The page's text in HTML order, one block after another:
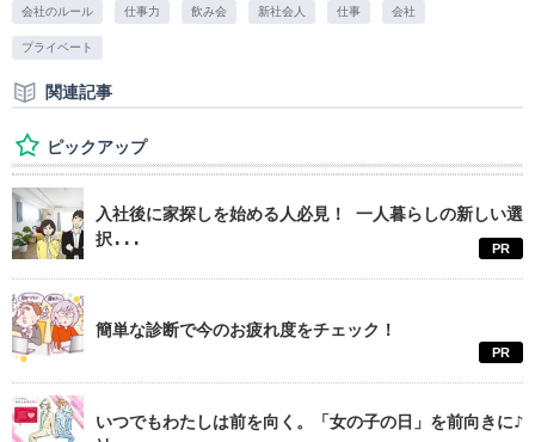
会社のルール 仕事力 飲み会 新社会人 仕事 会社
プライベート
関連記事
ピックアップ
入社後に家探しを始める人必見！ 一人暮らしの新しい選
択...
PR
簡単な診断で今のお疲れ度をチェック！
PR
いつでもわたしは前を向く。「女の子の日」を前向きに♪